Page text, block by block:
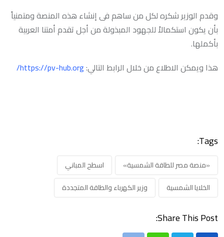
وقدم الوزير شكره لكل من ساهم فى إنشاء هذه المنصة ومتمنياً
بأن يكون استكمالاً للجهود المبذولة من أجل تقدم أمتنا العربية
بأكملها.
هذا ويمكن الاطلاع من خلال الرابط التالي:
Tags:
«منصة مصر للطاقة الشمسية»
اسطح المباني
الخلايا الشمسية
وزير الكهرباء والطاقة المتجددة
Share This Post: